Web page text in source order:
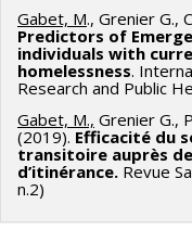
Gabet, M., Grenier G.,
Predictors of
individuals with
homelessness.
Research and Public
Gabet, M., Grenier G.,
(2019). Efficacité du
transitoire auprès
d’itinérance. Revue
n.2)